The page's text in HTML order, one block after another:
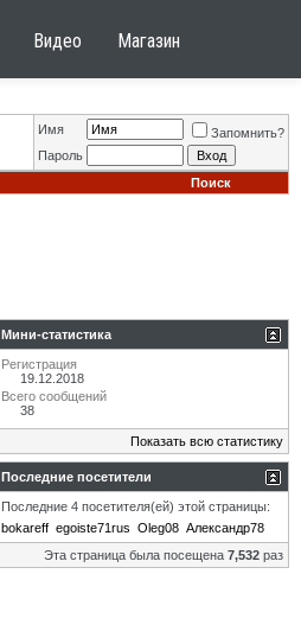
Видео Магазин
Имя
Запомнить?
Пароль
Поиск
Мини-статистика
Регистрация
19.12.2018
Всего сообщений
38
Показать всю статистику
Последние посетители
Последние 4 посетителя(ей) этой страницы:
bokareff egoiste71rus Oleg08 Александр78
Эта страница была посещена 7,532 раз